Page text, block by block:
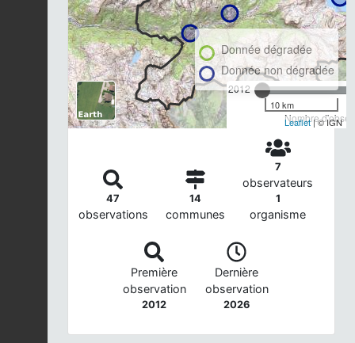
2012
Nombre
Donnée dégradée
Donnée non dégradée
10 km
Leaflet| © IGN
47
observations
14
communes
7
observateurs
1
organisme
Première
observation
2012
Dernière
observation
2026